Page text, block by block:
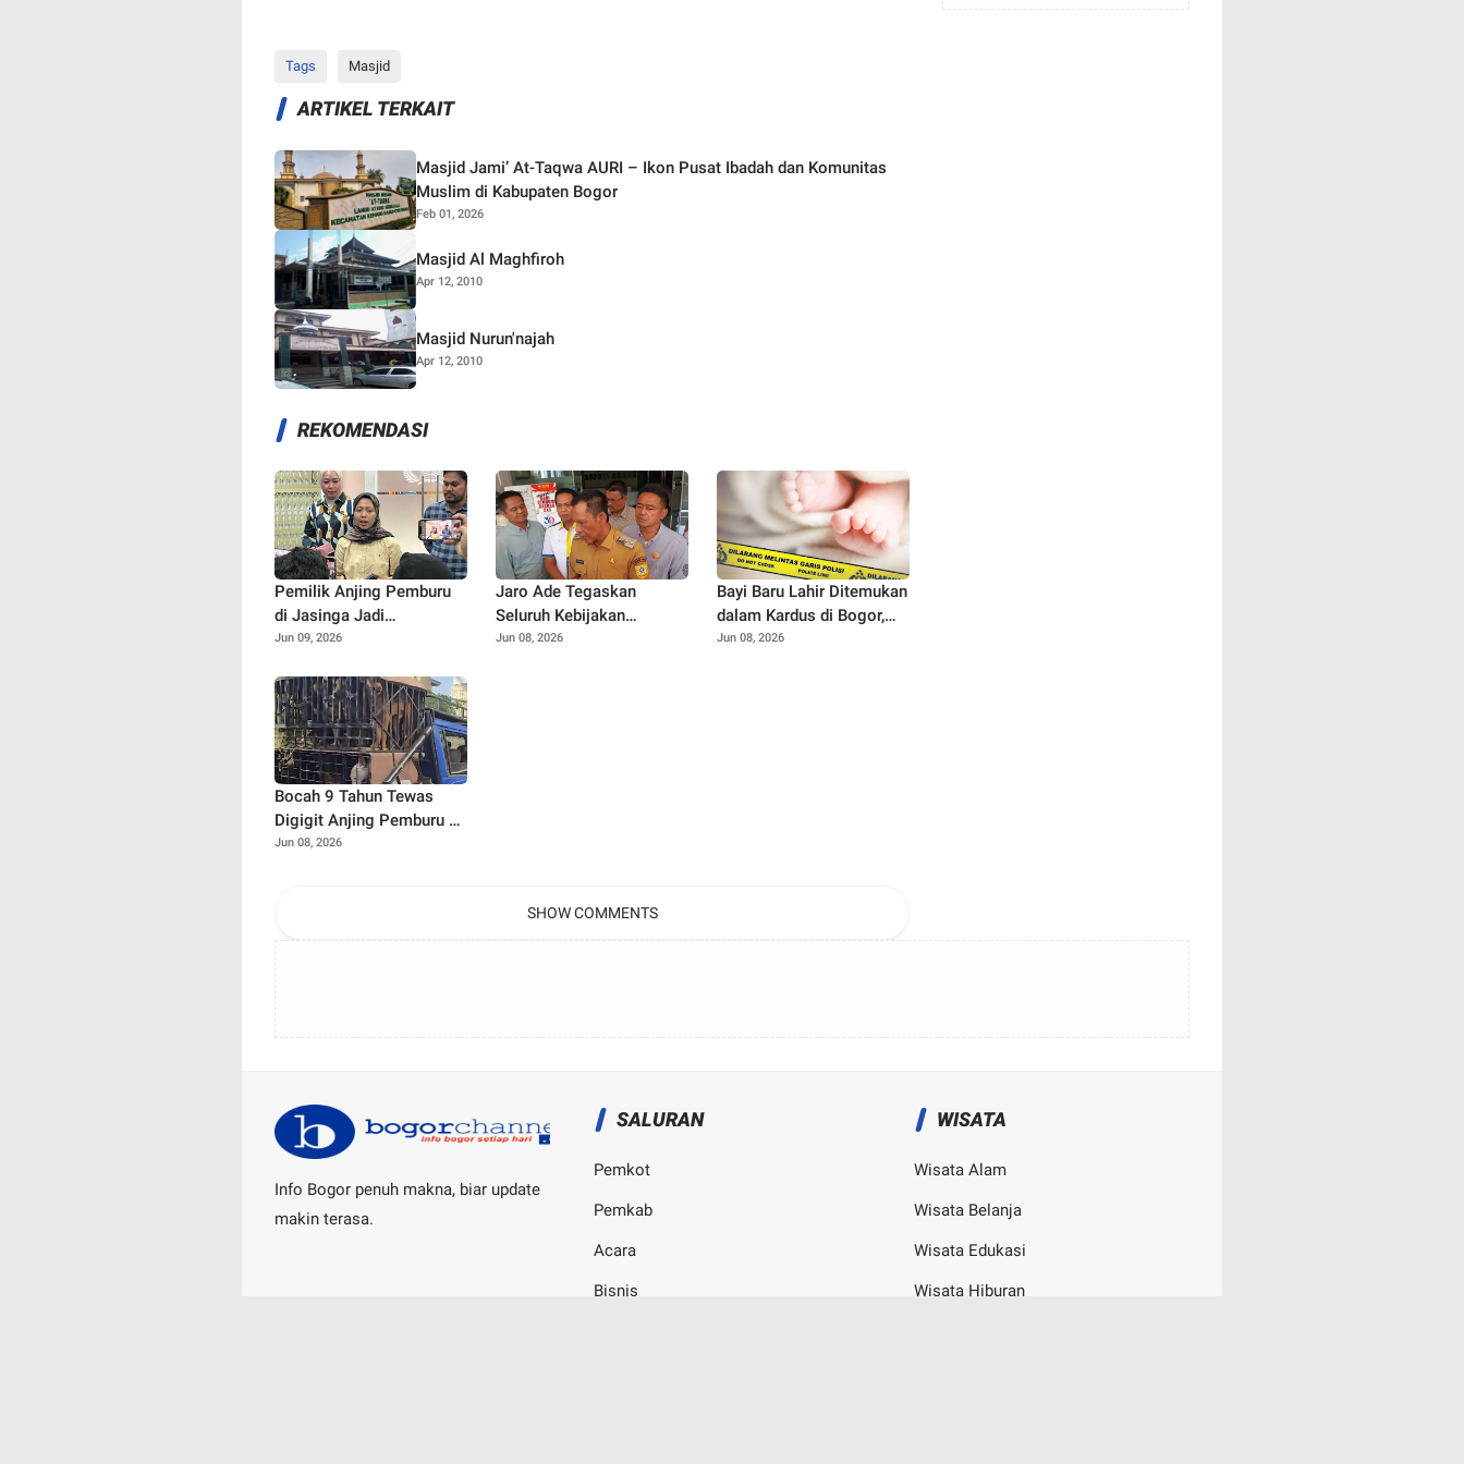
Tags Masjid
ARTIKEL TERKAIT
Masjid Jami’ At‑Taqwa AURI – Ikon Pusat Ibadah dan Komunitas
Muslim di Kabupaten Bogor
Feb 01, 2026
Masjid Al Maghfiroh
Apr 12, 2010
Masjid Nurun'najah
Apr 12, 2010
REKOMENDASI
Pemilik Anjing Pemburu
di Jasinga Jadi
Tersangka, Polisi Ungkap
Bocah 9 Tahun
Jun 09, 2026
Jaro Ade Tegaskan
Seluruh Kebijakan
Pemkab Bogor Selalu
Jun 08, 2026
Bayi Baru Lahir Ditemukan
dalam Kardus di Bogor,
Surat Ayah Ungkap
Jun 08, 2026
Bocah 9 Tahun Tewas
Digigit Anjing Pemburu di
Jasinga
Jun 08, 2026
SHOW COMMENTS
Info Bogor penuh makna, biar update
makin terasa.
SALURAN
Pemkot
Pemkab
Acara
Bisnis
WISATA
Wisata Alam
Wisata Belanja
Wisata Edukasi
Wisata Hiburan